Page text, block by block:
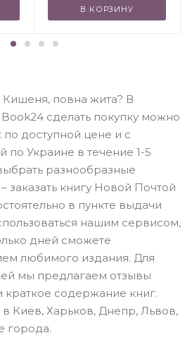
В КОРЗИНУ
Кишеня, повна жита? В
сделать покупку можно
по доступной цене и с
по Украине в течение 1-5
разнообразные
заказать книгу Новой Почтой
в пункте выдачи
нашим сервисом,
дней сможете
любимого издания. Для
мы предлагаем отзывы
краткое содержание книг.
Киев, Харьков, Днепр, Львов,
города.